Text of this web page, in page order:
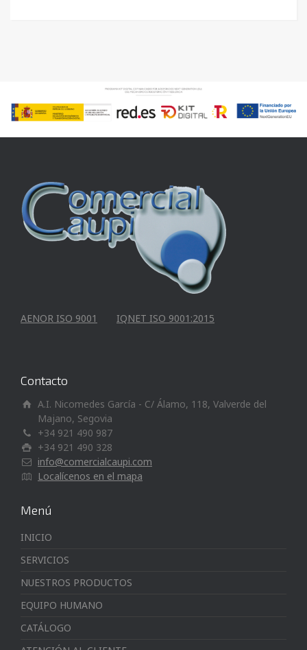
AENOR ISO 9001 IQNET ISO 9001:2015
Contacto
A.I. Nicomedes García - C/ Álamo, 118, Valverde del
Majano, Segovia
+34 921 490 987
+34 921 490 328
info@comercialcaupi.com
Localícenos en el mapa
Menú
INICIO
SERVICIOS
NUESTROS PRODUCTOS
EQUIPO HUMANO
CATÁLOGO